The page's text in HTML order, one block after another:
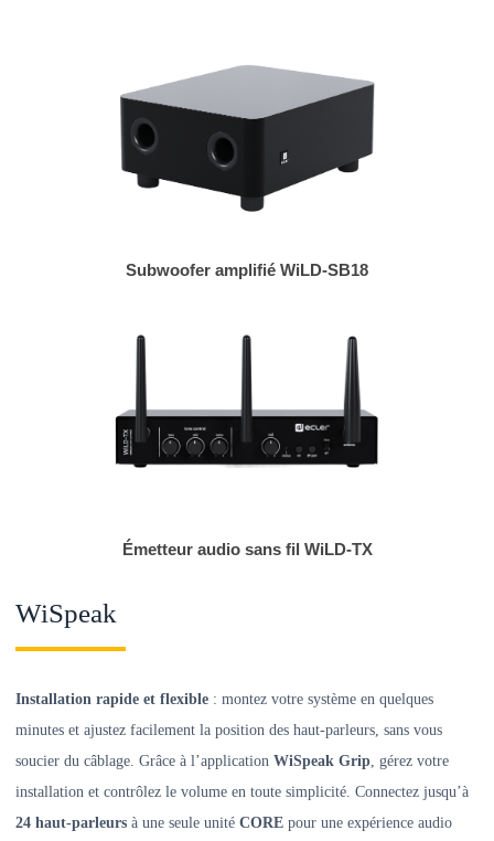
Subwoofer amplifié WiLD-SB18
Émetteur audio sans fil WiLD-TX
WiSpeak
Installation rapide et flexible: montez votre système en quelques
minutes et ajustez facilement la position des haut-parleurs, sans vous
soucier du câblage. Grâce à l’application WiSpeak Grip, gérez votre
installation et contrôlez le volume en toute simplicité. Connectez jusqu’à
24 haut-parleursà une seule unité COREpour une expérience audio